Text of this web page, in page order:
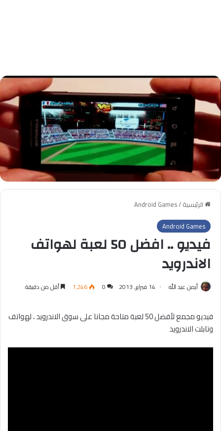
الرئيسية/
Android Games
Android Games
فيديو .. افضل 50 لعبة لهواتف
الاندرويد
أيمن عبد الله 14 فبراير, 2013 0 1٬246 أقل من دقيقة
فيديو مجمع لأفضل 50 لعبة متاحة مجانا على سوق الاندرويد ، لهواتف
وتابلت الاندرويد